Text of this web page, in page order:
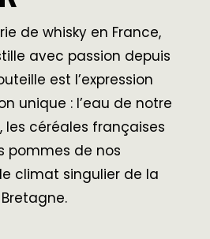
de whisky en France,
avec passion depuis
est l’expression
unique : l’eau de notre
les céréales françaises
pommes de nos
climat singulier de la